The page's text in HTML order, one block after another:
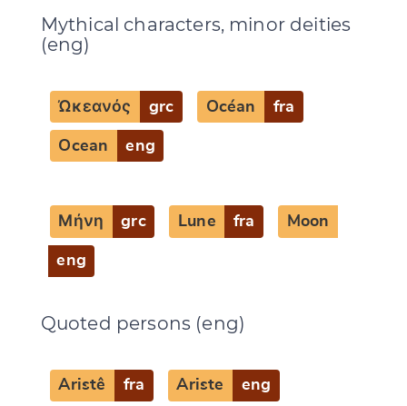
Mythical characters, minor deities
(eng)
Ὠκεανός grc Océan fra
Ocean eng
Μήνη grc Lune fra Moon
eng
Quoted persons (eng)
Aristê fra Ariste eng